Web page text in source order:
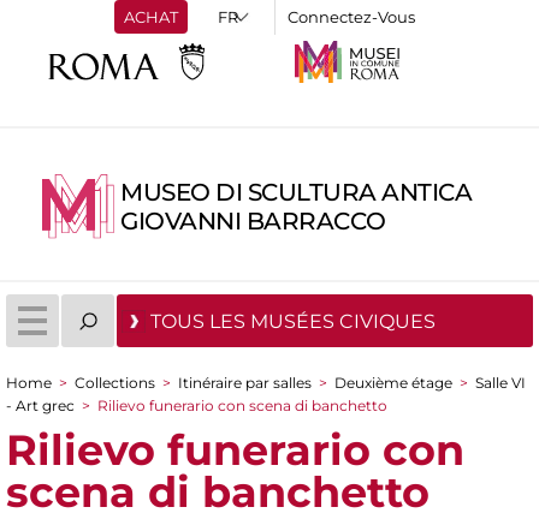
ACHAT Connectez-Vous
MUSEO DI SCULTURA ANTICA
GIOVANNI BARRACCO
TOUS LES MUSÉES CIVIQUES
You are here
Home > Collections > Itinéraire par salles > Deuxième étage > Salle VI
- Art grec > Rilievo funerario con scena di banchetto
Rilievo funerario con
scena di banchetto